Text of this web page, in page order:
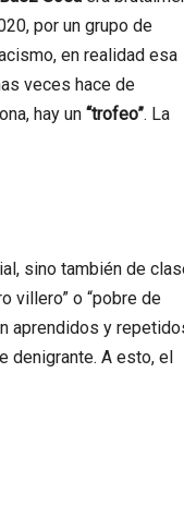
por un grupo de
en realidad esa
veces hace de
hay un“trofeo”. La
sino también de
villero” o “pobre de
aprendidos y
denigrante. A esto, el